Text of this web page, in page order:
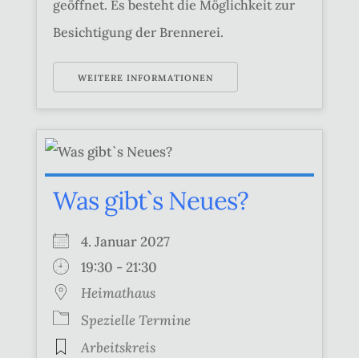
geöffnet. Es besteht die Möglichkeit zur
Besichtigung der Brennerei.
WEITERE INFORMATIONEN
Was gibt`s Neues?
4. Januar 2027
19:30 - 21:30
Heimathaus
Spezielle Termine
Arbeitskreis